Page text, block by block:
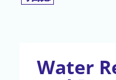
Water